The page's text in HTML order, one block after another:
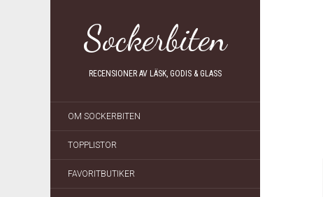
Sockerbiten
RECENSIONER AV LÄSK, GODIS & GLASS
OM SOCKERBITEN
TOPPLISTOR
FAVORITBUTIKER